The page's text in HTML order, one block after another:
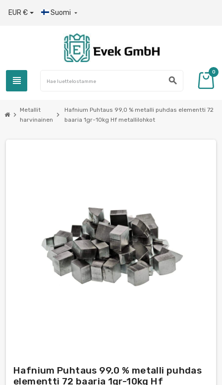
EUR € Suomi 
view_headline search
0
chevron_right
Metallit
harvinainen
chevron_right
Hafnium Puhtaus 99,0 % metalli puhdas elementti 72
baaria 1gr-10kg Hf metallilohkot
Hafnium Puhtaus 99,0 % metalli puhdas
elementti 72 baaria 1gr-10kg Hf